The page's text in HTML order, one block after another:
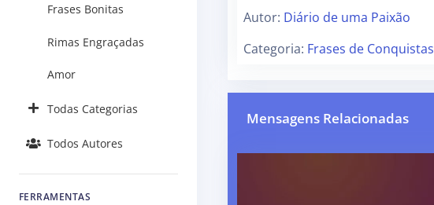
Frases Bonitas
Rimas Engraçadas
Amor
Todas Categorias
Todos Autores
FERRAMENTAS
Autor: Diário de uma Paixão
Categoria: Frases de Conquistas
Mensagens Relacionadas